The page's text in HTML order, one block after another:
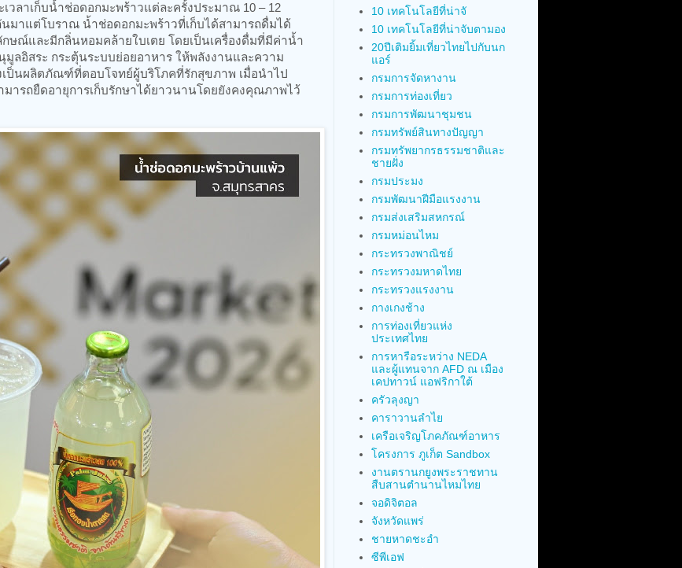
วลาเก็บน้ำช่อดอกมะพร้าวแต่ละครั้งประมาณ 10 – 12
มาแต่โบราณ น้ำช่อดอกมะพร้าวที่เก็บได้สามารถดื่มได้
ษณ์และมีกลิ่นหอมคล้ายใบเตย โดยเป็นเครื่องดื่มที่มีค่าน้ำ
ลอิสระ กระตุ้นระบบย่อยอาหาร ให้พลังงานและความ
ป็นผลิตภัณฑ์ที่ตอบโจทย์ผู้บริโภคที่รักสุขภาพ เมื่อนำไป
มารถยืดอายุการเก็บรักษาได้ยาวนานโดยยังคงคุณภาพไว้
10 เทคโนโลยีที่น่าจั
10 เทคโนโลยีที่น่าจับตามอง
20ปีเติมยิ้มเที่ยวไทยไปกับนก
แอร์
กรมการจัดหางาน
กรมการท่องเที่ยว
กรมการพัฒนาชุมชน
กรมทรัพย์สินทางปัญญา
กรมทรัพยากรธรรมชาติและ
ชายฝั่ง
กรมประมง
กรมพัฒนาฝีมือแรงงาน
กรมส่งเสริมสหกรณ์
กรมหม่อนไหม
กระทรวงพาณิชย์
กระทรวงมหาดไทย
กระทรวงแรงงาน
กางเกงช้าง
การท่องเที่ยวแห่ง
ประเทศไทย
การหารือระหว่าง NEDA
และผู้แทนจาก AFD ณ เมือง
เคปทาวน์ แอฟริกาใต้
ครัวลุงญา
คาราวานลำไย
เครือเจริญโภคภัณฑ์อาหาร
โครงการ ภูเก็ต Sandbox
งานตรานกยูงพระราชทาน
สืบสานตำนานไหมไทย
จอดิจิตอล
จังหวัดแพร่
ชายหาดชะอำ
ซีพีเอฟ